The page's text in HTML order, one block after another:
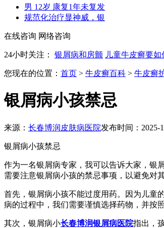
男 12岁 康复1年未复发
规范化治疗显神威，银
在线咨询 网络咨询
24小时关注： 银屑病和房颤 儿童牛皮癣要如
您现在的位置： 首页 > 牛皮癣百科 > 牛皮癣
银屑病小孩禁忌
来源： 长春博润皮肤病医院发布时间：2025-
银屑病小孩禁忌
作为一名银屑病专家，我可以告诉大家，银
需要注意银屑病小孩的禁忌事项，以避免对
首先，银屑病小孩不能过度用药。因为儿童
病的过程中，我们需要谨慎选择药物，并按
其次，银屑病小长春博润银屑病医院指出，